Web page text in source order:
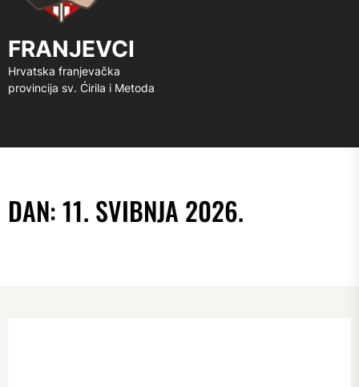
FRANJEVCI
Hrvatska franjevačka
provincija sv. Ćirila i Metoda
DAN:11. SVIBNJA 2026.